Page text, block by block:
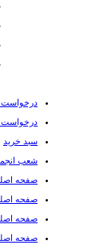
سبد خرید
شعب
صفحه
صفحه
صفحه
صفحه